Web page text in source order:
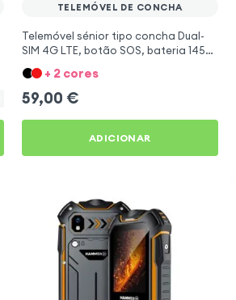
TELEMÓVEL DE CONCHA
Telemóvel sénior tipo concha Dual-
SIM 4G LTE, botão SOS, bateria 1450
mAh - Azul
+ 2 cores
59,00 €
ADICIONAR